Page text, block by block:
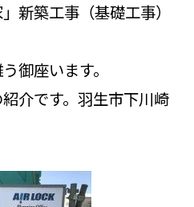
新築工事（基礎工事）
御座います。
介です。羽生市下川崎